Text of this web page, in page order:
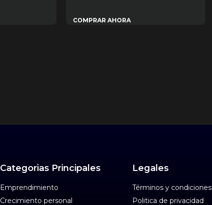
COMPRAR AHORA
Categorias Principales
Emprendimiento
Crecimiento personal
Legales
Términos y condiciones
Politica de privacidad